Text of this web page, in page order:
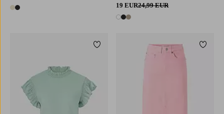
2 värejä
19 EUR24,99 EUR
3 värejä
Lisää suosikkeihin Lisää